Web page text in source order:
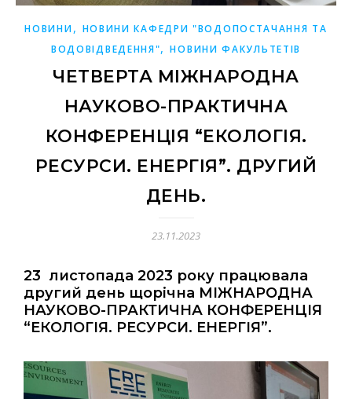
НОВИНИ, НОВИНИ КАФЕДРИ "ВОДОПОСТАЧАННЯ ТА
ВОДОВІДВЕДЕННЯ",НОВИНИ ФАКУЛЬТЕТІВ
ЧЕТВЕРТА МІЖНАРОДНА
НАУКОВО-ПРАКТИЧНА
КОНФЕРЕНЦІЯ “ЕКОЛОГІЯ.
РЕСУРСИ. ЕНЕРГІЯ”. ДРУГИЙ
ДЕНЬ.
23.11.2023
23 листопада 2023 року працювала
другий день щорічна МІЖНАРОДНА
НАУКОВО-ПРАКТИЧНА КОНФЕРЕНЦІЯ
“ЕКОЛОГІЯ. РЕСУРСИ. ЕНЕРГІЯ”.